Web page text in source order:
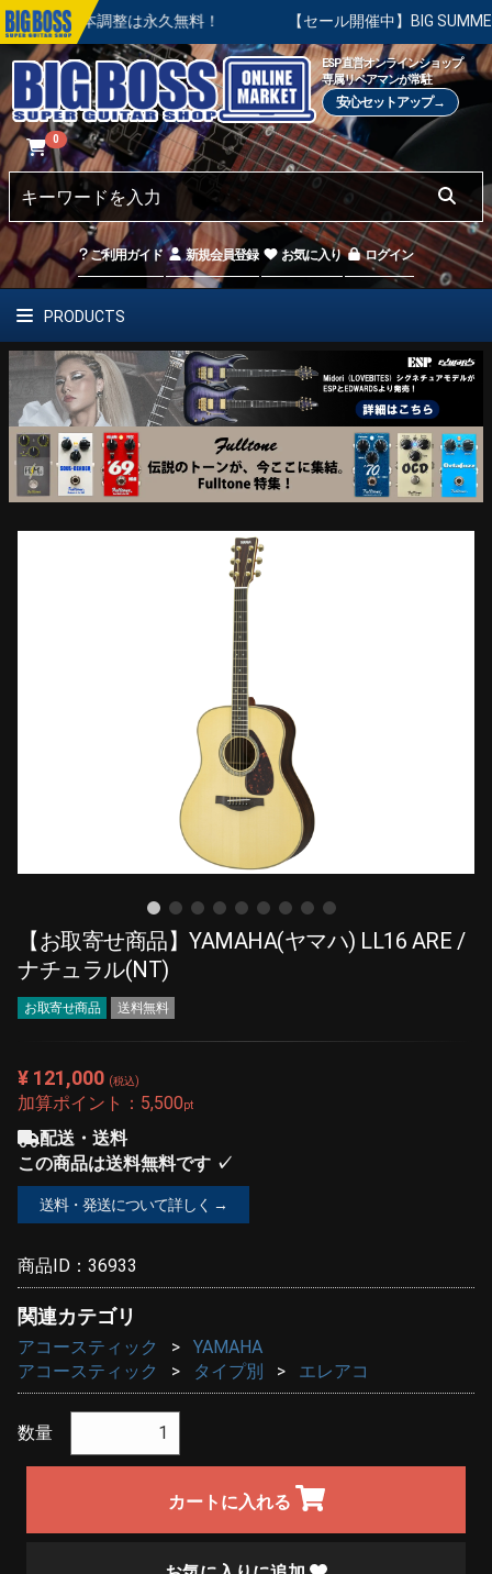
調整は永久無料！ 【セール開催中】BIG SUMMER SALE |
ESP直営オンラインショップ
専属リペアマンが常駐
安心セットアップ→
0
ご利用ガイド 新規会員登録 お気に入り ログイン
PRODUCTS
【お取寄せ商品】YAMAHA(ヤマハ) LL16 ARE /
ナチュラル(NT)
お取寄せ商品 送料無料
¥ 121,000 (税込)
加算ポイント： 5,500pt
配送・送料
この商品は送料無料です ✓
送料・発送について詳しく →
商品ID： 36933
関連カテゴリ
アコースティック
YAMAHA
アコースティック
タイプ別 エレアコ
数量
カートに入れる